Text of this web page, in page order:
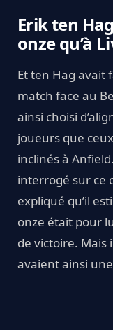
Erik ten
onze qu’à
Et ten Hag avait
match face au
ainsi choisi
joueurs que
inclinés à
interrogé sur ce
expliqué qu’il
onze était pour
de victoire. Mais
avaient ainsi